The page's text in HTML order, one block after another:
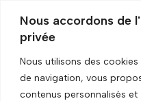
Nous accordons de
privée
Nous utilisons des
de navigation, vous
contenus personnalisés
Aller
au
contenu
Accueil»Train